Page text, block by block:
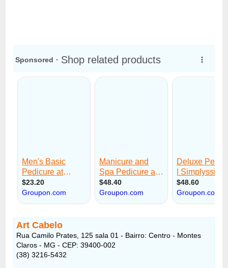
Art Cabelo
Rua Camilo Prates, 125 sala 01 - Bairro: Centro - Montes
Claros - MG - CEP: 39400-002
(38) 3216-5432